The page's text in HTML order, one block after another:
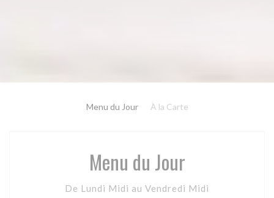
Menu du Jour À la Carte
Menu du Jour
De Lundi Midi au Vendredi Midi